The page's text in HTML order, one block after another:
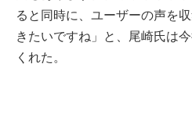
ると同時に、ユーザーの声を
きたいですね」と、尾崎氏は
くれた。